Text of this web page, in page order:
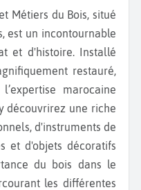
est un incontournable
et d'histoire. Installé
restauré,
marocaine
découvrirez une riche
d'instruments de
et d'objets décoratifs
du bois dans le
les différentes